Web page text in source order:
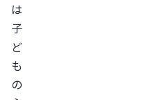
は
子
ど
も
の